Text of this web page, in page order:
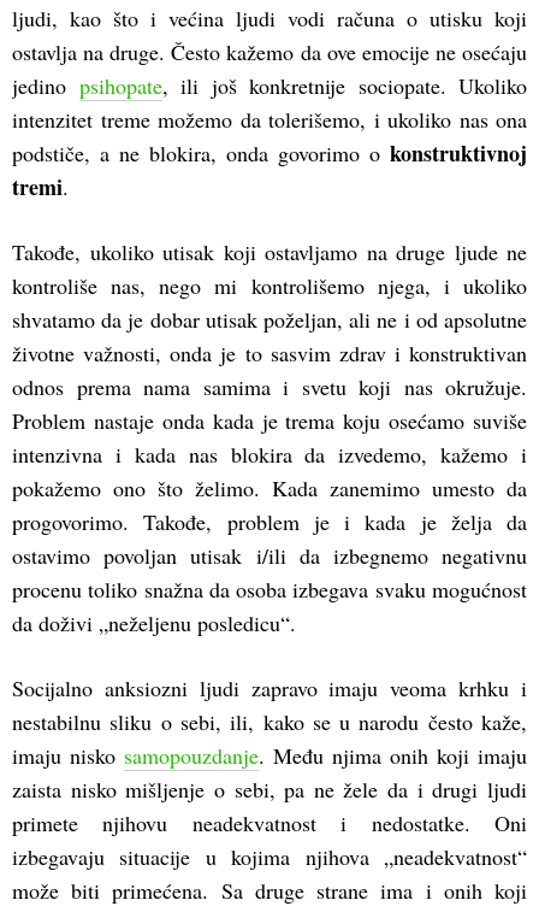
ljudi, kao što i većina ljudi vodi računa o utisku koji
ostavlja na druge. Često kažemo da ove emocije ne osećaju
jedino psihopate, ili još konkretnije sociopate. Ukoliko
intenzitet treme možemo da tolerišemo, i ukoliko nas ona
podstiče, a ne blokira, onda govorimo o konstruktivnoj
tremi.
Takođe, ukoliko utisak koji ostavljamo na druge ljude ne
kontroliše nas, nego mi kontrolišemo njega, i ukoliko
shvatamo da je dobar utisak poželjan, ali ne i od apsolutne
životne važnosti, onda je to sasvim zdrav i konstruktivan
odnos prema nama samima i svetu koji nas okružuje.
Problem nastaje onda kada je trema koju osećamo suviše
intenzivna i kada nas blokira da izvedemo, kažemo i
pokažemo ono što želimo. Kada zanemimo umesto da
progovorimo. Takođe, problem je i kada je želja da
ostavimo povoljan utisak i/ili da izbegnemo negativnu
procenu toliko snažna da osoba izbegava svaku mogućnost
da doživi „neželjenu posledicu“.
Socijalno anksiozni ljudi zapravo imaju veoma krhku i
nestabilnu sliku o sebi, ili, kako se u narodu često kaže,
imaju nisko samopouzdanje. Među njima onih koji imaju
zaista nisko mišljenje o sebi, pa ne žele da i drugi ljudi
primete njihovu neadekvatnost i nedostatke. Oni
izbegavaju situacije u kojima njihova „neadekvatnost“
može biti primećena. Sa druge strane ima i onih koji